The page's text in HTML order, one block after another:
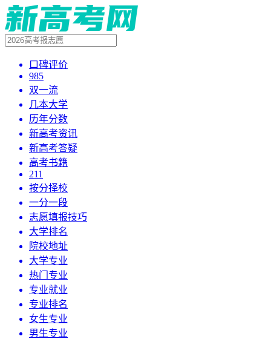
口碑评价
985
双一流
几本大学
历年分数
新高考资讯
新高考答疑
高考书籍
211
按分择校
一分一段
志愿填报技巧
大学排名
院校地址
大学专业
热门专业
专业就业
专业排名
女生专业
男生专业